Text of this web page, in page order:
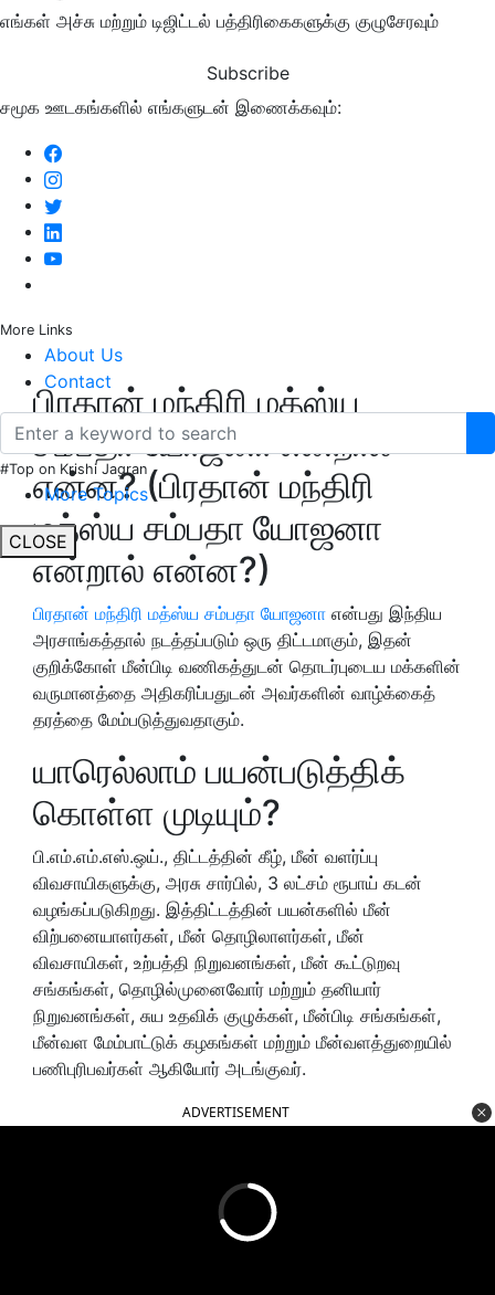
எங்கள் அச்சு மற்றும் டிஜிட்டல் பத்திரிகைகளுக்கு குழுசேரவும்
Subscribe
சமூக ஊடகங்களில் எங்களுடன் இணைக்கவும்:
More Links
About Us
Contact
#Top on Krishi Jagran
More Topics
CLOSE
பிரதான் மந்திரி மத்ஸ்ய
சம்பதா யோஜனா என்றால்
என்ன? (பிரதான் மந்திரி
மத்ஸ்ய சம்பதா யோஜனா
என்றால் என்ன?)
பிரதான் மந்திரி மத்ஸ்ய சம்பதா யோஜனா என்பது இந்திய
அரசாங்கத்தால் நடத்தப்படும் ஒரு திட்டமாகும், இதன்
குறிக்கோள் மீன்பிடி வணிகத்துடன் தொடர்புடைய மக்களின்
வருமானத்தை அதிகரிப்பதுடன் அவர்களின் வாழ்க்கைத்
தரத்தை மேம்படுத்துவதாகும்.
யாரெல்லாம் பயன்படுத்திக்
கொள்ள முடியும்?
பி.எம்.எம்.எஸ்.ஒய்., திட்டத்தின் கீழ், மீன் வளர்ப்பு
விவசாயிகளுக்கு, அரசு சார்பில், 3 லட்சம் ரூபாய் கடன்
வழங்கப்படுகிறது. இத்திட்டத்தின் பயன்களில் மீன்
விற்பனையாளர்கள், மீன் தொழிலாளர்கள், மீன்
விவசாயிகள், உற்பத்தி நிறுவனங்கள், மீன் கூட்டுறவு
சங்கங்கள், தொழில்முனைவோர் மற்றும் தனியார்
நிறுவனங்கள், சுய உதவிக் குழுக்கள், மீன்பிடி சங்கங்கள்,
மீன்வள மேம்பாட்டுக் கழகங்கள் மற்றும் மீன்வளத்துறையில்
பணிபுரிபவர்கள் ஆகியோர் அடங்குவர்.
ADVERTISEMENT